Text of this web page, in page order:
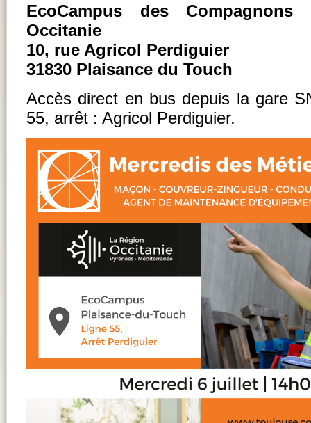
EcoCampus des
Occitanie
10, rue Agricol Perdiguier
31830 Plaisance du Touch
Accès direct en bus depuis la gare
55, arrêt : Agricol Perdiguier.